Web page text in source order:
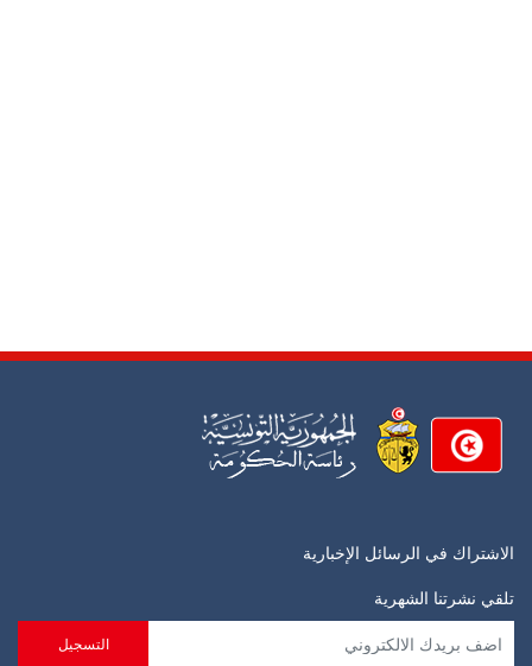
الاشتراك في الرسائل الإخبارية
تلقي نشرتنا الشهرية